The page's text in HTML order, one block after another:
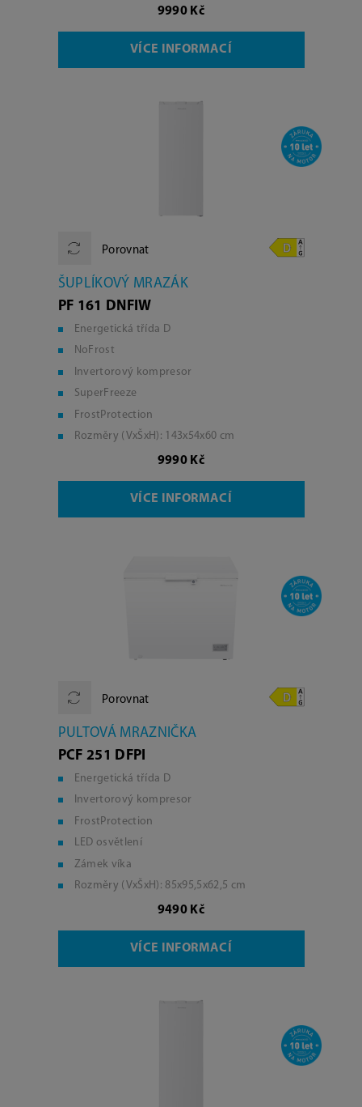
9990 Kč
VÍCE INFORMACÍ
Porovnat
ŠUPLÍKOVÝ MRAZÁK
PF 161 DNFIW
Energetická třída D
NoFrost
Invertorový kompresor
SuperFreeze
FrostProtection
Rozměry (VxŠxH): 143x54x60 cm
9990 Kč
VÍCE INFORMACÍ
Porovnat
PULTOVÁ MRAZNIČKA
PCF 251 DFPI
Energetická třída D
Invertorový kompresor
FrostProtection
LED osvětlení
Zámek víka
Rozměry (VxŠxH): 85x95,5x62,5 cm
9490 Kč
VÍCE INFORMACÍ